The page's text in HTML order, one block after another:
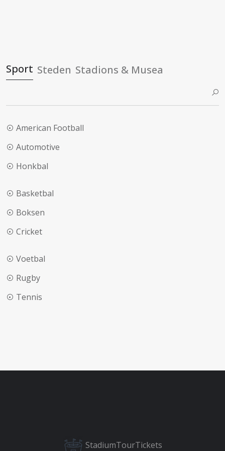
Sport Steden Stadions & Musea
American Football
Automotive
Honkbal
Basketbal
Boksen
Cricket
Voetbal
Rugby
Tennis
StadiumTourTickets